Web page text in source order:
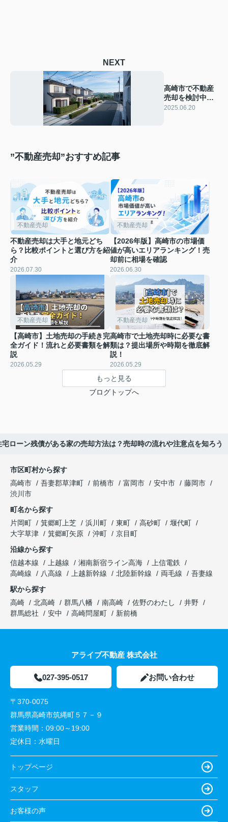
NEXT
高崎市で不動産
売却を検討中の
方へ！税理士の
2025.06.20
”不動産売却”おすすめ記事
不動産売却
不動産売却は大手と地元どち
ら？比較ポイントと選び方を紹
介
2026.07.30
不動産売却
【2026年版】高崎市の市場価
値が高いエリアランキング！売
却前に相場を確認
2026.06.30
不動産売却
【高崎市】土地売却の手続き完
全ガイド！流れと必要書類を解
説
2026.05.29
不動産売却
高崎市で土地売却時に必要な書
類は？提出場所や時期を徹底解
説！
2026.05.29
もっと見る
ブログトップへ
ローン残債がある家の売却方法は？売却時の流れや注意点を知ろう
市区町村から探す
高崎市
吾妻郡草津町 前橋市 富岡市 安中市
藤岡市
渋川市
町名から探す
片岡町
箕郷町上芝 浜川町 東町 高砂町
堰代町
大字草津
箕郷町矢原 沖町
京目町
沿線から探す
信越本線
上越線 湘南新宿ライン高海
上信電鉄
高崎線
八高線 上越新幹線 北陸新幹線 両毛線
吾妻線
駅から探す
高崎
北高崎 群馬八幡 南高崎 佐野のわたし
井野
群馬総社
安中 高崎問屋町 新前橋
アライブ不動産 株式会社
027-395-0517 お問い合わせ
〒370-0075
群馬県高崎市筑縄町５７－９
営業時間： 09:00～19:00
定休日： 水曜日
トップページ
スタッフ
お客様の声